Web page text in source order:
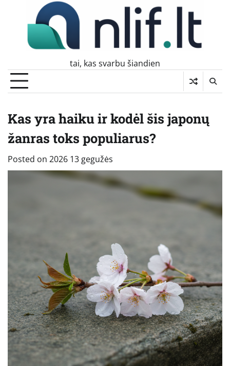
tai, kas svarbu šiandien
Kas yra haiku ir kodėl šis japonų
žanras toks populiarus?
Posted on 2026 13 gegužės